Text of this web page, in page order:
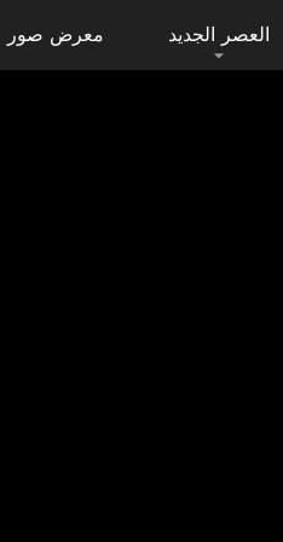
العصر الجديد معرض صور